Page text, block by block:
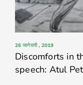
Discomforts in
speech: Atul
26 जानेवारी , 2019